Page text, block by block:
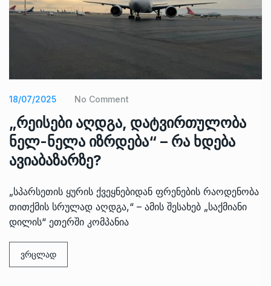
18/07/2025 No Comment
„რეისები აღდგა, დატვირთულობა
ნელ-ნელა იზრდება“ – რა ხდება
ავიაბაზარზე?
„სპარსეთის ყურის ქვეყნებიდან ფრენების რაოდენობა
თითქმის სრულად აღდგა,“ – ამის შესახებ „საქმიანი
დილის“ ეთერში კომპანია
ვრცლად